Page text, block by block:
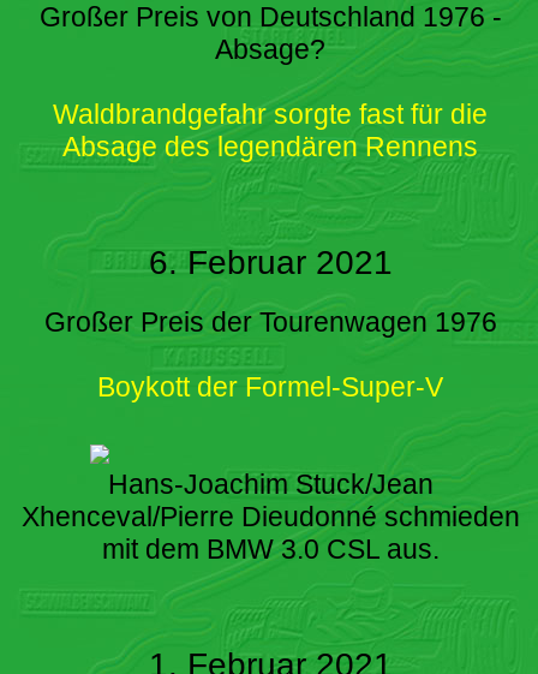
Großer Preis von Deutschland 1976 -
Absage?
Waldbrandgefahr sorgte fast für die
Absage des legendären Rennens
6. Februar 2021
Großer Preis der Tourenwagen 1976
Boykott der Formel-Super-V
Hans-Joachim Stuck/Jean
Xhenceval/Pierre Dieudonné schmieden
mit dem BMW 3.0 CSL aus.
1. Februar 2021